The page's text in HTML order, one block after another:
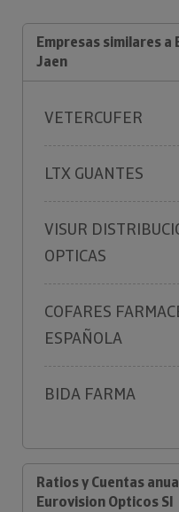
Empresas similares a
Jaen
VETERCUFER
LTX GUANTES
VISUR
OPTICAS
COFARES
ESPAÑOLA
BIDA FARMA
Ratios y Cuentas
Eurovision Opticos Sl